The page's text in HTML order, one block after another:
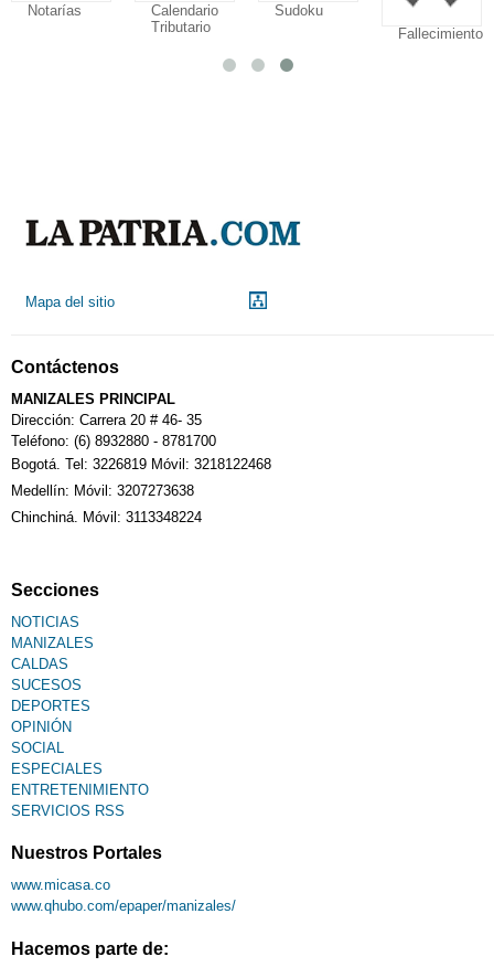
Notarías
Calendario
Tributario
Sudoku
Fallecimiento
Mapa del sitio
Contáctenos
MANIZALES PRINCIPAL
Dirección: Carrera 20 # 46- 35
Teléfono: (6) 8932880 - 8781700
Bogotá. Tel: 3226819 Móvil: 3218122468
Medellín: Móvil: 3207273638
Chinchiná. Móvil: 3113348224
Secciones
NOTICIAS
MANIZALES
CALDAS
SUCESOS
DEPORTES
OPINIÓN
SOCIAL
ESPECIALES
ENTRETENIMIENTO
SERVICIOS RSS
Nuestros Portales
www.micasa.co
www.qhubo.com/epaper/manizales/
Hacemos parte de: